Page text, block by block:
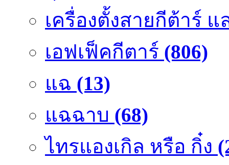
เครื่องตั้งสายกีต้าร์ แ
เอฟเฟ็คกีตาร์ (806)
แฉ (13)
แฉฉาบ (68)
ไทรแองเกิล หรือ กิ๋ง